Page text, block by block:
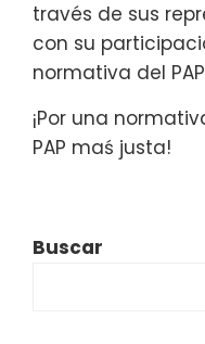
través de sus
con su
normativa del
¡Por una
PAP maś justa!
Buscar